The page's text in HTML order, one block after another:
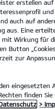
erstellen auf
und
auch auf
aus. Eine
mit Wirkung für
Button
zur
eingesetzten
finden
>